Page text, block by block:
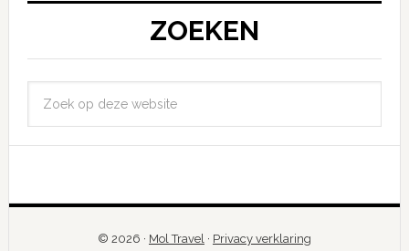
ZOEKEN
© 2026 · Mol Travel · Privacy verklaring